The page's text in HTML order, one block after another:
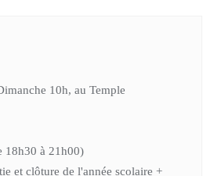
10h, au Temple
18h30 à 21h00)
et clôture de l'année scolaire +